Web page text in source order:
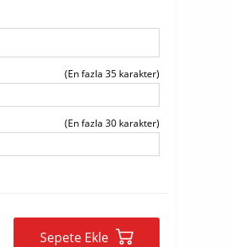
(En fazla 35 karakter)
(En fazla 30 karakter)
Sepete Ekle